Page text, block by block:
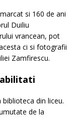
si 160 de ani
Duiliu
vrancean, pot
ci si fotografii
Zamfirescu.
din liceu.
de la